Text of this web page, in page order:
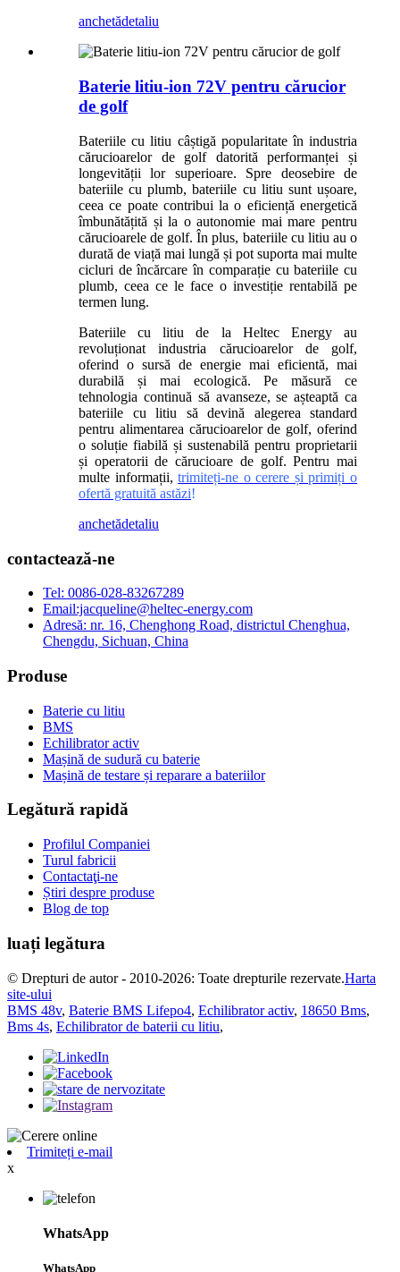
anchetădetaliu
Baterie litiu-ion 72V pentru cărucior
de golf
Bateriile cu litiu câștigă popularitate în industria
cărucioarelor de golf datorită performanței și
longevității lor superioare. Spre deosebire de
bateriile cu plumb, bateriile cu litiu sunt ușoare,
ceea ce poate contribui la o eficiență energetică
îmbunătățită și la o autonomie mai mare pentru
cărucioarele de golf. În plus, bateriile cu litiu au o
durată de viață mai lungă și pot suporta mai multe
cicluri de încărcare în comparație cu bateriile cu
plumb, ceea ce le face o investiție rentabilă pe
termen lung.
Bateriile cu litiu de la Heltec Energy au
revoluționat industria cărucioarelor de golf,
oferind o sursă de energie mai eficientă, mai
durabilă și mai ecologică. Pe măsură ce
tehnologia continuă să avanseze, se așteaptă ca
bateriile cu litiu să devină alegerea standard
pentru alimentarea cărucioarelor de golf, oferind
o soluție fiabilă și sustenabilă pentru proprietarii
și operatorii de cărucioare de golf. Pentru mai
multe informații, trimiteți-ne o cerere și primiți o
ofertă gratuită astăzi!
anchetădetaliu
contactează-ne
Tel: 0086-028-83267289
Email:jacqueline@heltec-energy.com
Adresă: nr. 16, Chenghong Road, districtul Chenghua,
Chengdu, Sichuan, China
Produse
Baterie cu litiu
BMS
Echilibrator activ
Mașină de sudură cu baterie
Mașină de testare și reparare a bateriilor
Legătură rapidă
Profilul Companiei
Turul fabricii
Contactaţi-ne
Știri despre produse
Blog de top
luați legătura
© Drepturi de autor - 2010-2026: Toate drepturile rezervate.Harta
site-ului
BMS 48v, Baterie BMS Lifepo4, Echilibrator activ, 18650 Bms,
Bms 4s, Echilibrator de baterii cu litiu,
Trimiteți e-mail
x
WhatsApp
WhatsApp